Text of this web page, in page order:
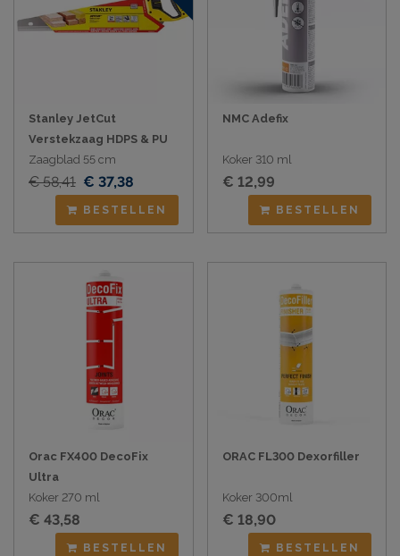
Stanley JetCut
Verstekzaag HDPS & PU
Zaagblad 55 cm
€ 58,41 € 37,38
BESTELLEN
NMC Adefix
Koker 310 ml
€ 12,99
BESTELLEN
Orac FX400 DecoFix
Ultra
Koker 270 ml
€ 43,58
BESTELLEN
ORAC FL300 Dexorfiller
Koker 300ml
€ 18,90
BESTELLEN